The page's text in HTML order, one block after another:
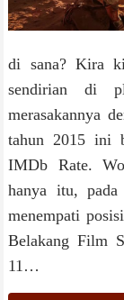
di sana? Kira
sendirian di
merasakannya
tahun 2015 ini
IMDb Rate.
hanya itu,
menempati
Belakang Film
11…